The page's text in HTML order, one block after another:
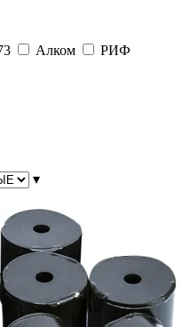
Алком РИФ
▾